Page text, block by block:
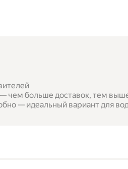
чем больше доставок, тем
— идеальный вариант для